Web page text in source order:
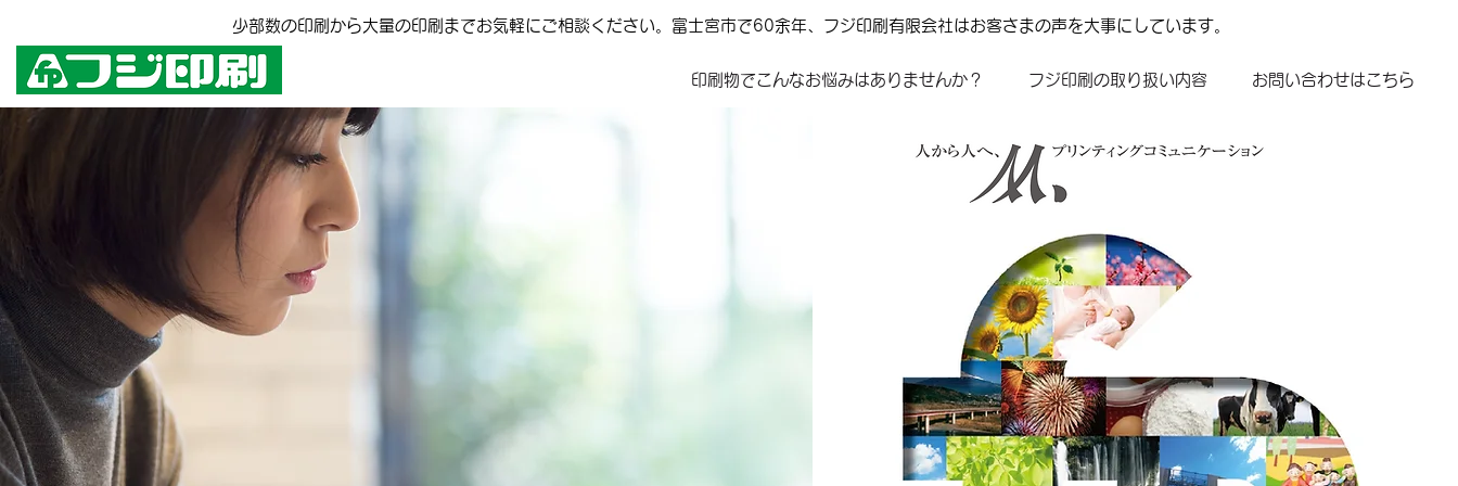
印刷物でこんなお悩みはありませんか？ フジ印刷の取り扱い内容 お問い合わせはこちら
少部数の印刷から大量の印刷までお気軽にご相談ください。富士宮市で60余年、フジ印刷有限会社はお客さまの声を大事にしています。